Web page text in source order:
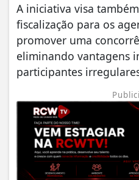
A iniciativa visa
fiscalização para os
promover uma
eliminando vantagens
participantes